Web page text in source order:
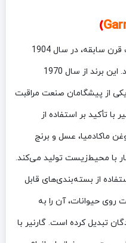
)
، برندی فرانسوی با بیش از یک قرن سابقه، در سال 1904
توسط آلفرد آمور گارنیه تأسیس شد. این برند از سال 1970
از پیشگامان صنعت مراقبت
تأکید بر استفاده از
ماکادمیا، عسل و برنج
با محیط‌زیست تولید می‌کند.
از بسته‌بندی‌های قابل
روی حیوانات، آن را به
تبدیل کرده است. گارنیر با